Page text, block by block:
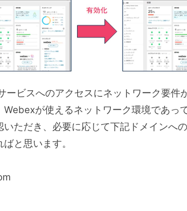
ービスへのアクセスにネットワーク要
Webexが使えるネットワーク環境であっ
いただき、必要に応じて下記ドメインへ
と思います。